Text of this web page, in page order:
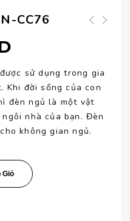
CC76
sử dụng trong gia
Khi đời sống của con
đèn ngủ là một vật
nhà của bạn. Đèn
không gian ngủ.
Giỏ